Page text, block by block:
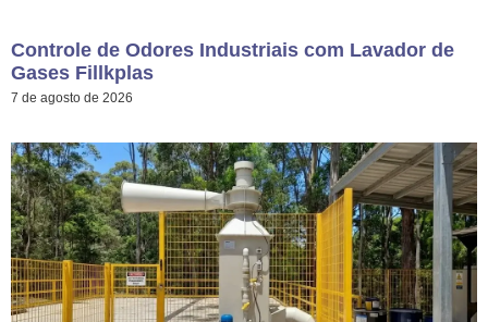
Controle de Odores Industriais com Lavador de
Gases Fillkplas
7 de agosto de 2026